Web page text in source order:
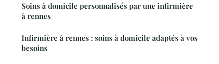
Soins à domicile personnalisés par une infirmière
à rennes
Infirmière à rennes : soins à domicile adaptés à vos
besoins